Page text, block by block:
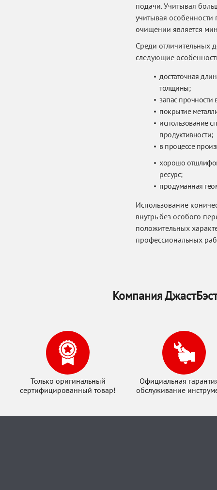
подачи. Учитывая
учитывая особенности
очищении является
Среди отличительных
следующие
достаточная
толщины;
запас прочности
покрытие
использование
продуктивности;
в процессе
хорошо
ресурс;
продуманная
Использование
внутрь без особого
положительных
профессиональных
Компания
Только оригинальный
сертифицированный товар!
Официальная
обслуживание